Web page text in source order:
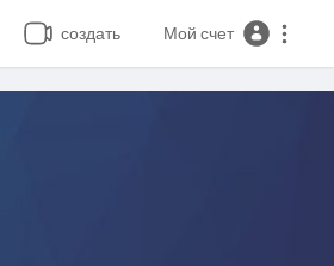
создать Мой счет